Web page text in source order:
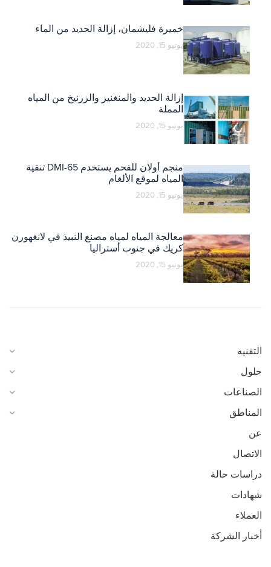
خميرة فليشمان، إزالة الحديد من الماء
يونيو 15, 2020
إزالة الحديد والمنغنيز والزرنيخ من المياه
المملة
يونيو 15, 2020
منجم أولان للفحم يستخدم DMI-65 تنقية
المياه لموقع الألغام
يونيو 15, 2020
معالجة المياه لمياه مصنع النبيذ في لانغهورن
كريك في جنوب أستراليا
يونيو 15, 2020
التقنيه
حلول
الصناعات
المناطق
عن
الاتصال
دراسات حالة
شهادات
العملاء
أخبار الشركة